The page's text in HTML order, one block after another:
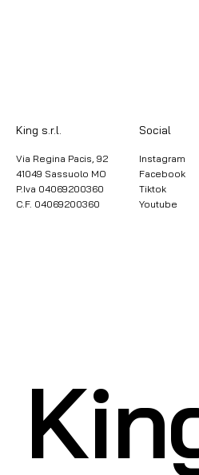
King s.r.l.
Via Regina Pacis, 92
41049 Sassuolo MO
P.Iva 04069200360
C.F. 04069200360
Social
Instagram
Facebook
Tiktok
Youtube